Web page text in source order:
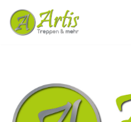
Zum